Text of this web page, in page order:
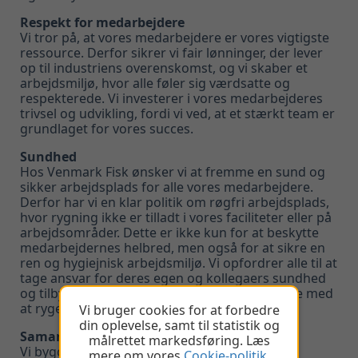
Respekt for medarbejdere
Vi tror på, at vores medarbejdere er vores vigtigste
ressource. Derfor sikrer vi fair lønninger, der lever
op til industriens overenskomst, og vi skaber et
arbejdsmiljø, hvor alle føler sig værdsatte og
respekterede. Vi investerer i vores medarbejderes
trivsel og udvikling, fordi vi ved, at et stærkt team er
grundlaget for vores succes.
Sundhed
Hos Venmark Fisk ønsker vi at fremme en sund og
sikker arbejdsplads for alle vores medarbejdere.
Derfor har vi en klar politik om røgfri arbejdsplads,
hvor rygning ikke er tilladt i vores faciliteter eller på
arbejdsområder. Dette er ikke kun for at beskytte
medarbejdernes helbred, men også for at sikre en
ren og hygiejnisk arbejdsmiljø. Vi opfordrer alle til at
tage ansvar for deres egen og kollegaers sundhed
og tilbyder støtte til dem, der ønsker at stoppe med
at ryge.
Samarbejde
Vi bygger stærke relationer, både internt og
Vi bruger cookies for at forbedre
din oplevelse, samt til statistik og
målrettet markedsføring. Læs